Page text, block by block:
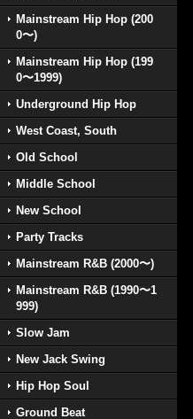
Mainstream Hip Hop (200
0〜)
Mainstream Hip Hop (199
0〜1999)
Underground Hip Hop
West Coast, South
Old School
Middle School
New School
Party Tracks
Mainstream R&B (2000〜)
Mainstream R&B (1990〜1
999)
Slow Jam
New Jack Swing
Hip Hop Soul
Ground Beat